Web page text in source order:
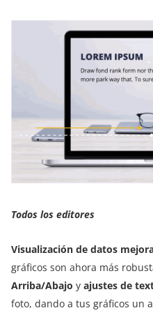
Todos los editores
Visualización de datos
gráficos son ahora más
Arriba/Abajo y ajustes de
foto, dando a tus gráficos un